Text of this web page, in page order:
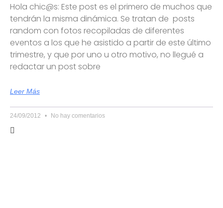
Hola chic@s: Este post es el primero de muchos que
tendrán la misma dinámica. Se tratan de posts
random con fotos recopiladas de diferentes
eventos a los que he asistido a partir de este último
trimestre, y que por uno u otro motivo, no llegué a
redactar un post sobre
Leer Más
24/09/2012 No hay comentarios